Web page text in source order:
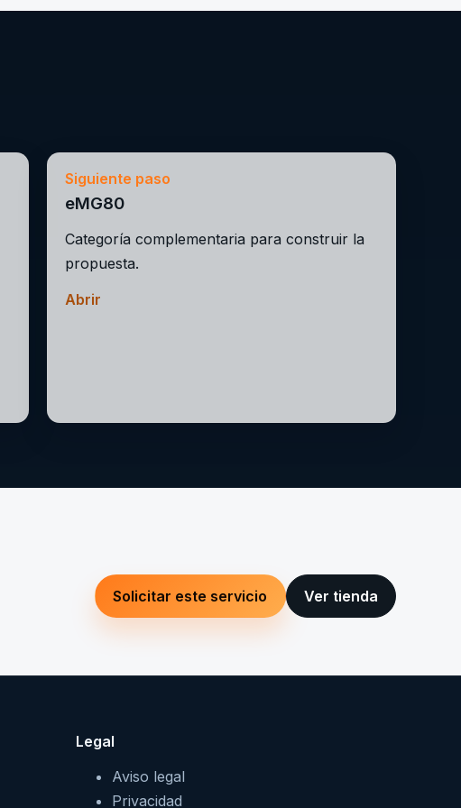
Siguiente paso
eMG80
Categoría complementaria para construir la
propuesta.
Abrir
Solicitar este servicio Ver tienda
Legal
Aviso legal
Privacidad